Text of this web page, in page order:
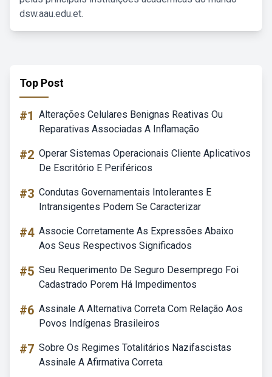
dsw.aau.edu.et.
Top Post
#1 Alterações Celulares Benignas Reativas Ou
Reparativas Associadas A Inflamação
#2 Operar Sistemas Operacionais Cliente Aplicativos
De Escritório E Periféricos
#3 Condutas Governamentais Intolerantes E
Intransigentes Podem Se Caracterizar
#4 Associe Corretamente As Expressões Abaixo
Aos Seus Respectivos Significados
#5 Seu Requerimento De Seguro Desemprego Foi
Cadastrado Porem Há Impedimentos
#6 Assinale A Alternativa Correta Com Relação Aos
Povos Indígenas Brasileiros
#7 Sobre Os Regimes Totalitários Nazifascistas
Assinale A Afirmativa Correta